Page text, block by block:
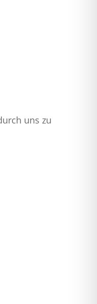
uns zu